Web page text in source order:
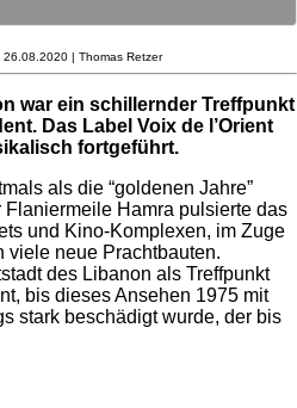
26.08.2020 | Thomas Retzer
war ein schillernder Treffpunkt
Das Label Voix de l’Orient
fortgeführt.
als die “goldenen Jahre”
Flaniermeile Hamra pulsierte das
und Kino-Komplexen, im Zuge
viele neue Prachtbauten.
des Libanon als Treffpunkt
bis dieses Ansehen 1975 mit
stark beschädigt wurde, der bis